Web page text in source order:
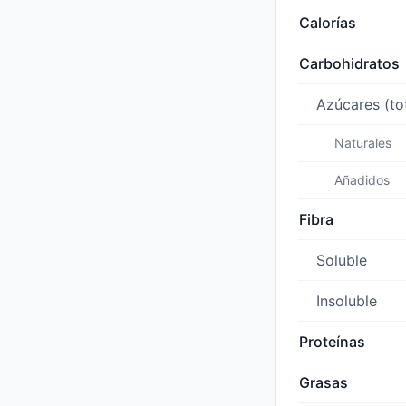
Calorías
Carbohidratos
Azúcares
Naturales
Añadidos
Fibra
Soluble
Insoluble
Proteínas
Grasas